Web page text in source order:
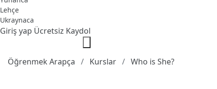
Lehçe
Ukraynaca
Giriş yap Ücretsiz Kaydol
Öğrenmek Arapça Kurslar Who is She?